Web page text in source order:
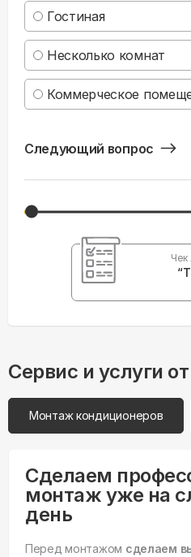
Гостиная
Несколько комнат
Коммерческое
Следующий вопрос
Чек
Сервис и услуги
Монтаж кондиционеров
Сделаем
монтаж уже на
день
Перед монтажом сделаем